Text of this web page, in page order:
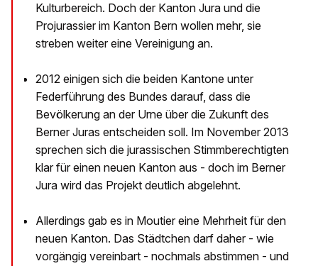
Kulturbereich. Doch der Kanton Jura und die
Projurassier im Kanton Bern wollen mehr, sie
streben weiter eine Vereinigung an.
2012 einigen sich die beiden Kantone unter
Federführung des Bundes darauf, dass die
Bevölkerung an der Urne über die Zukunft des
Berner Juras entscheiden soll. Im November 2013
sprechen sich die jurassischen Stimmberechtigten
klar für einen neuen Kanton aus - doch im Berner
Jura wird das Projekt deutlich abgelehnt.
Allerdings gab es in Moutier eine Mehrheit für den
neuen Kanton. Das Städtchen darf daher - wie
vorgängig vereinbart - nochmals abstimmen - und